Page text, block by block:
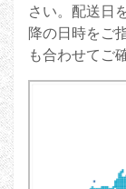
さい。配送日
降の日時をご
も合わせてご